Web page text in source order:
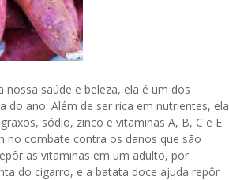
saúde e beleza, ela é um dos
do ano. Além de ser rica em nutrientes, ela
sódio, zinco e vitaminas A, B, C e E.
no combate contra os danos que são
as vitaminas em um adulto, por
do cigarro, e a batata doce ajuda repôr